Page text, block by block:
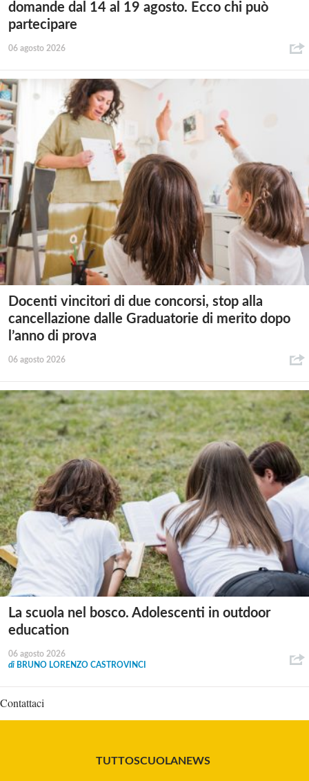
domande dal 14 al 19 agosto. Ecco chi può
partecipare
06 agosto 2026
Docenti vincitori di due concorsi, stop alla
cancellazione dalle Graduatorie di merito dopo
l’anno di prova
06 agosto 2026
La scuola nel bosco. Adolescenti in outdoor
education
06 agosto 2026
di BRUNO LORENZO CASTROVINCI
Contattaci
TUTTOSCUOLANEWS